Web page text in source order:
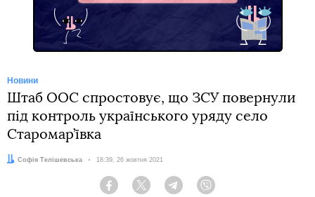
Новини
Штаб ООС спростовує, що ЗСУ повернули
під контроль українського уряду село
Старомар’ївка
Автор:
Софія Телішевська Дата:
18:39, 26 жовтня 2021
Facebook Twitter Telegram